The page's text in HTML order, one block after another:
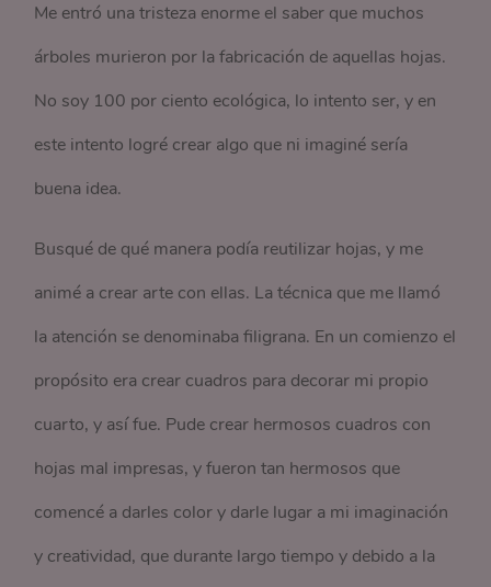
Me entró una tristeza enorme el saber que muchos
árboles murieron por la fabricación de aquellas hojas.
No soy 100 por ciento ecológica, lo intento ser, y en
este intento logré crear algo que ni imaginé sería
buena idea.
Busqué de qué manera podía reutilizar hojas, y me
animé a crear arte con ellas. La técnica que me llamó
la atención se denominaba filigrana. En un comienzo el
propósito era crear cuadros para decorar mi propio
cuarto, y así fue. Pude crear hermosos cuadros con
hojas mal impresas, y fueron tan hermosos que
comencé a darles color y darle lugar a mi imaginación
y creatividad, que durante largo tiempo y debido a la